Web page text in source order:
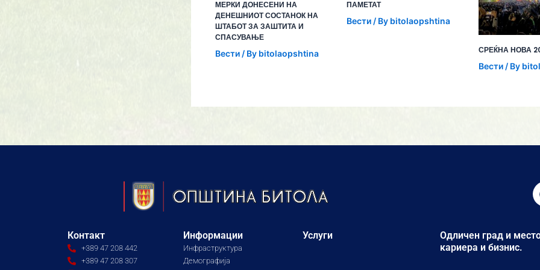
МЕРКИ ДОНЕСЕНИ НА
ДЕНЕШНИОТ СОСТАНОК НА
ШТАБОТ ЗА ЗАШТИТА И
СПАСУВАЊЕ
Вести / By bitolaopshtina
ПАМЕТАТ
Вести / By bitolaopshtina
СРЕЌНА НОВА
Вести/ By
Контакт
+389 47 208 442
+389 47 208 307
Информации
Инфраструктура
Демографија
Услуги
Одличен град и
кариера и бизнис.